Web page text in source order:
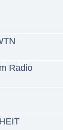
Radio